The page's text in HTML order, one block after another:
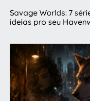
Savage Worlds: 7
ideias pro seu